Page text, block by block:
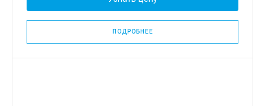
ПОДРОБНЕЕ